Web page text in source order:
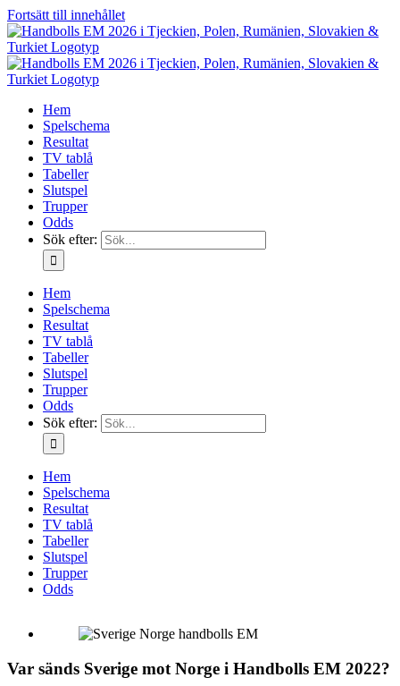
Fortsätt till innehållet
Hem
Spelschema
Resultat
TV tablå
Tabeller
Slutspel
Trupper
Odds
Sök efter:
Hem
Spelschema
Resultat
TV tablå
Tabeller
Slutspel
Trupper
Odds
Sök efter:
Hem
Spelschema
Resultat
TV tablå
Tabeller
Slutspel
Trupper
Odds
Var sänds Sverige mot Norge i Handbolls EM 2022?